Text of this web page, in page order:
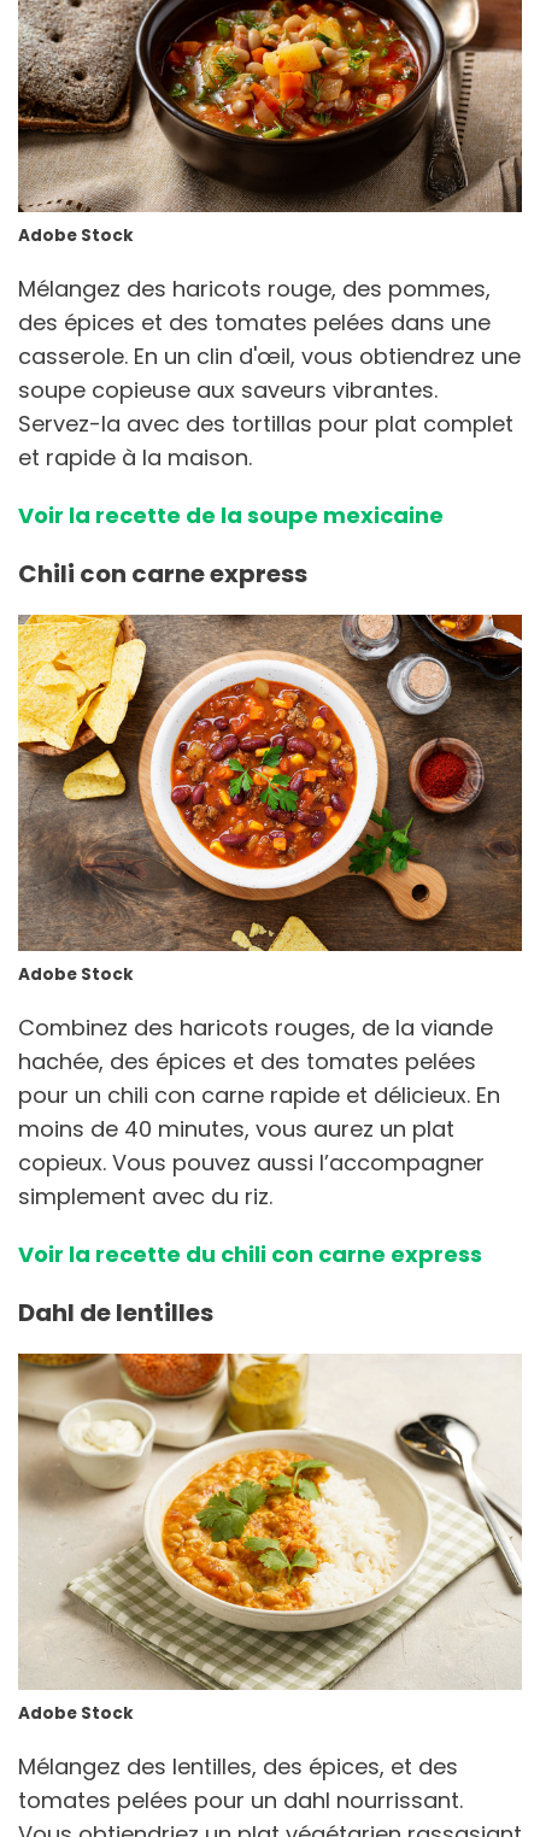
Adobe Stock
Mélangez des haricots rouge, des pommes,
des épices et des tomates pelées dans une
casserole. En un clin d'œil, vous obtiendrez une
soupe copieuse aux saveurs vibrantes.
Servez-la avec des tortillas pour plat complet
et rapide à la maison.
Voir la recette de la soupe mexicaine
Chili con carne express
Adobe Stock
Combinez des haricots rouges, de la viande
hachée, des épices et des tomates pelées
pour un chili con carne rapide et délicieux. En
moins de 40 minutes, vous aurez un plat
copieux. Vous pouvez aussi l’accompagner
simplement avec du riz.
Voir la recette du chili con carne express
Dahl de lentilles
Adobe Stock
Mélangez des lentilles, des épices, et des
tomates pelées pour un dahl nourrissant.